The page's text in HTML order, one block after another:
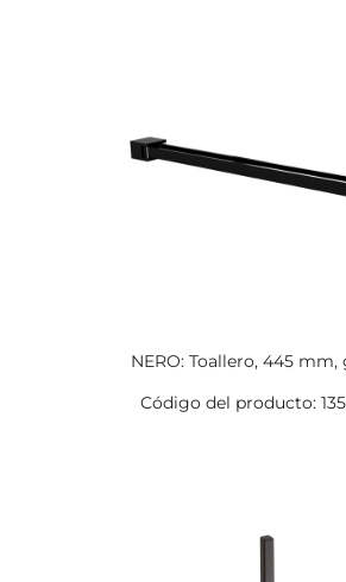
NERO: Toallero, 445
Código del producto: